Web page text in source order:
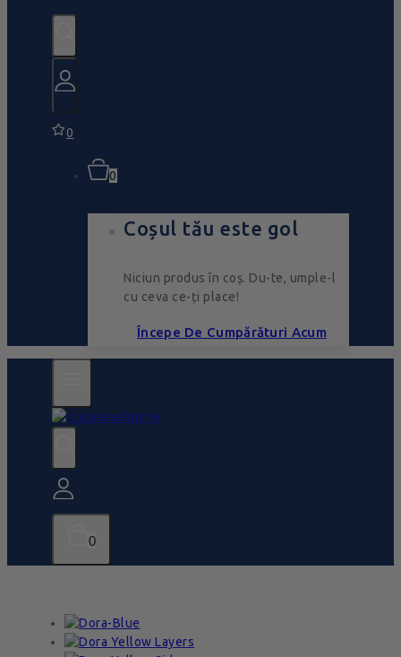
0
0
Coșul tău este gol
Niciun produs în coș. Du-te, umple-l
cu ceva ce-ți place!
Începe De Cumpărături Acum
0